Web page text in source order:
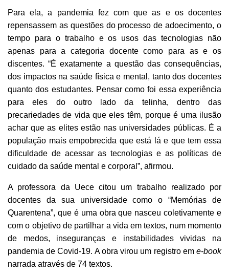
Para ela, a pandemia fez com que as e os docentes
repensassem as questões do processo de adoecimento, o
tempo para o trabalho e os usos das tecnologias não
apenas para a categoria docente como para as e os
discentes. “É exatamente a questão das consequências,
dos impactos na saúde física e mental, tanto dos docentes
quanto dos estudantes. Pensar como foi essa experiência
para eles do outro lado da telinha, dentro das
precariedades de vida que eles têm, porque é uma ilusão
achar que as elites estão nas universidades públicas. É a
população mais empobrecida que está lá e que tem essa
dificuldade de acessar as tecnologias e as políticas de
cuidado da saúde mental e corporal”, afirmou.
A professora da Uece citou um trabalho realizado por
docentes da sua universidade como o “Memórias de
Quarentena”, que é uma obra que nasceu coletivamente e
com o objetivo de partilhar a vida em textos, num momento
de medos, inseguranças e instabilidades vividas na
pandemia de Covid-19. A obra virou um registro em e-book
narrada através de 74 textos.